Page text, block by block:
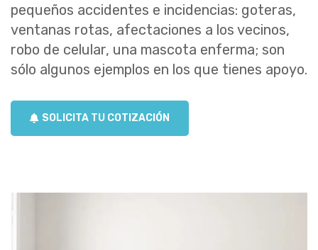
pequeños accidentes e incidencias: goteras,
ventanas rotas, afectaciones a los vecinos,
robo de celular, una mascota enferma; son
sólo algunos ejemplos en los que tienes apoyo.
SOLICITA TU COTIZACIÓN